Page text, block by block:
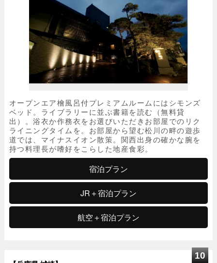
オープンエア檜風呂付プレミアムルームにはシモンズ
ベッド。ライブラリーに並ぶ書籍を読む（無料貸
出）。浴衣か作務衣をお選びいただきお部屋でのリク
ライニングタイムを。お部屋から望む松川の畔の遊歩
道では、マイナスイオン散策。関西出身の確かな腕を
持つ料理長が嗜好をこらした地産食彩。
宿泊プラン
JR＋宿泊プラン
航空＋宿泊プラン
10